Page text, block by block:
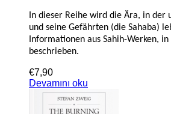
In dieser Reihe wird die Ära, in der
und seine Gefährten (die Sahaba)
Informationen aus Sahih-Werken,
beschrieben.
€7,90
Devamını oku